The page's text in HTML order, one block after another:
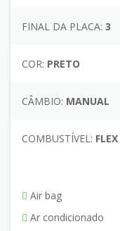
FINAL DA PLACA: 3
COR: PRETO
CÂMBIO: MANUAL
COMBUSTÍVEL: FLEX
Air bag
Ar condicionado